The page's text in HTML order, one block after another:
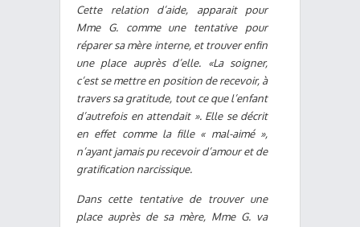
Cette relation d’aide, apparait pour
Mme G. comme une tentative pour
réparer sa mère interne, et trouver enfin
une place auprès d’elle. «La soigner,
c’est se mettre en position de recevoir, à
travers sa gratitude, tout ce que l’enfant
d’autrefois en attendait ». Elle se décrit
en effet comme la fille « mal-aimé »,
n’ayant jamais pu recevoir d’amour et de
gratification narcissique.
Dans cette tentative de trouver une
place auprès de sa mère, Mme G. va